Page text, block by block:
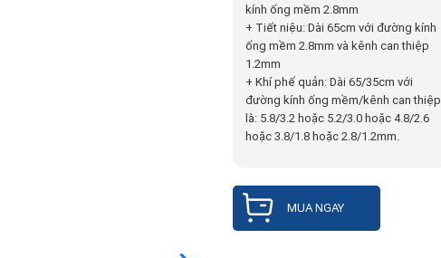
kính ống mềm 2.8mm
+ Tiết niệu: Dài 65cm với đường kính
ống mềm 2.8mm và kênh can thiệp
1.2mm
+ Khí phế quản: Dài 65/35cm với
đường kính ống mềm/kênh can thiệp
là: 5.8/3.2 hoặc 5.2/3.0 hoặc 4.8/2.6
hoặc 3.8/1.8 hoặc 2.8/1.2mm.
MUA NGAY